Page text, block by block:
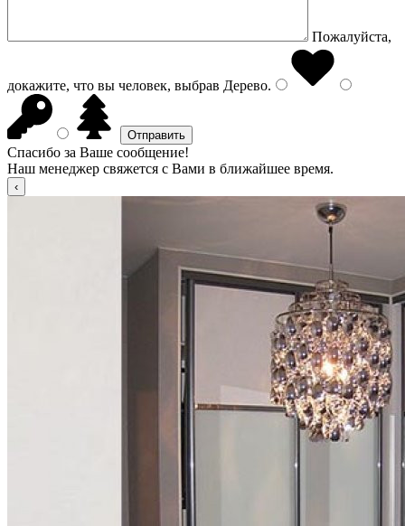
Пожалуйста,
докажите, что вы человек, выбрав Дерево.
Спасибо за Ваше сообщение!
Наш менеджер свяжется с Вами в ближайшее время.